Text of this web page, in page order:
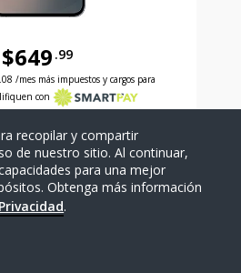
$649 .99
649 dollars and 99 cents
/mes más impuestos y cargos para
con
TELÉFONO
Comparar
recopilar y compartir
de nuestro sitio. Al continuar,
para una mejor
Obtenga más información
.